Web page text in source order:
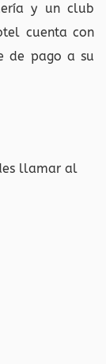
y un club
cuenta con
de pago a su
llamar al